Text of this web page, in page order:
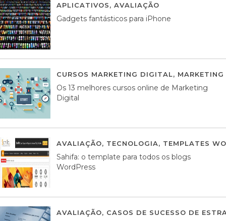
APLICATIVOS, AVALIAÇÃO
Gadgets fantásticos para iPhone
CURSOS MARKETING DIGITAL,
Os 13 melhores cursos online de Marketing
Digital
AVALIAÇÃO, TECNOLOGIA, TEMPLATES
Sahifa: o template para todos os blogs
WordPress
AVALIAÇÃO, CASOS DE SUCESSO DE